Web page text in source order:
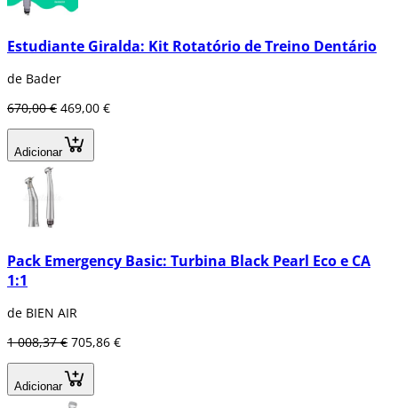
Estudiante Giralda: Kit Rotatório de Treino Dentário
de Bader
670,00 € 469,00 €
Adicionar
Pack Emergency Basic: Turbina Black Pearl Eco e CA
1:1
de BIEN AIR
1 008,37 € 705,86 €
Adicionar